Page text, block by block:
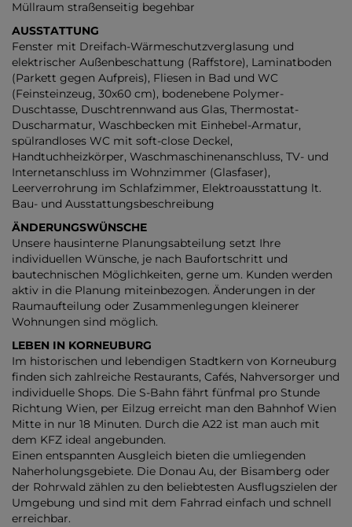
Müllraum straßenseitig begehbar
AUSSTATTUNG
Fenster mit Dreifach-Wärmeschutzverglasung und
elektrischer Außenbeschattung (Raffstore), Laminatboden
(Parkett gegen Aufpreis), Fliesen in Bad und WC
(Feinsteinzeug, 30x60 cm), bodenebene Polymer-
Duschtasse, Duschtrennwand aus Glas, Thermostat-
Duscharmatur, Waschbecken mit Einhebel-Armatur,
spülrandloses WC mit soft-close Deckel,
Handtuchheizkörper, Waschmaschinenanschluss, TV- und
Internetanschluss im Wohnzimmer (Glasfaser),
Leerverrohrung im Schlafzimmer, Elektroausstattung lt.
Bau- und Ausstattungsbeschreibung
ÄNDERUNGSWÜNSCHE
Unsere hausinterne Planungsabteilung setzt Ihre
individuellen Wünsche, je nach Baufortschritt und
bautechnischen Möglichkeiten, gerne um. Kunden werden
aktiv in die Planung miteinbezogen. Änderungen in der
Raumaufteilung oder Zusammenlegungen kleinerer
Wohnungen sind möglich.
LEBEN IN KORNEUBURG
Im historischen und lebendigen Stadtkern von Korneuburg
finden sich zahlreiche Restaurants, Cafés, Nahversorger und
individuelle Shops. Die S-Bahn fährt fünfmal pro Stunde
Richtung Wien, per Eilzug erreicht man den Bahnhof Wien
Mitte in nur 18 Minuten. Durch die A22 ist man auch mit
dem KFZ ideal angebunden.
Einen entspannten Ausgleich bieten die umliegenden
Naherholungsgebiete. Die Donau Au, der Bisamberg oder
der Rohrwald zählen zu den beliebtesten Ausflugszielen der
Umgebung und sind mit dem Fahrrad einfach und schnell
erreichbar.